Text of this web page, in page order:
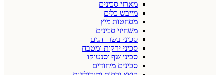
מארזי סכינים
מייבש כלים
מסחטות מיץ
משחיזי סכינים
סכיני בשר ודגים
סכיני ירקות ומטבח
סכיני שף וסנטוקו
סכינים מיחודים